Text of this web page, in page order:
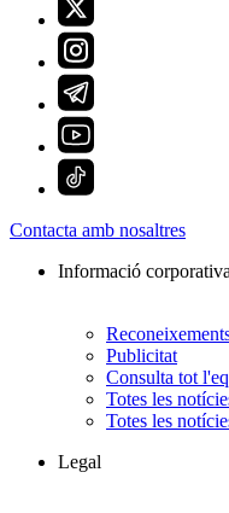
Contacta amb nosaltres
Informació corporativa
Publicitat
Consulta tot
Totes les
Totes les
Legal